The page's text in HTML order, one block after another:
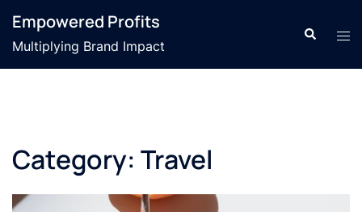
content
Empowered Profits
Multiplying Brand Impact
Search
Category: Travel